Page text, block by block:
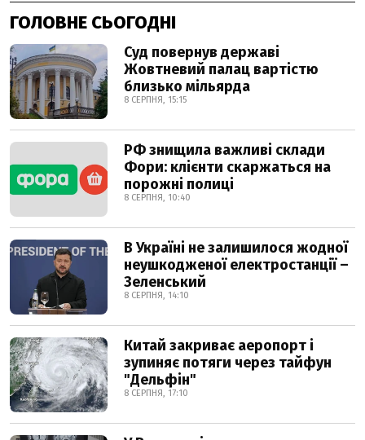
ГОЛОВНЕ СЬОГОДНІ
Суд повернув державі
Жовтневий палац вартістю
близько мільярда
8 СЕРПНЯ, 15:15
РФ знищила важливі склади
Фори: клієнти скаржаться на
порожні полиці
8 СЕРПНЯ, 10:40
В Україні не залишилося жодної
неушкодженої електростанції –
Зеленський
8 СЕРПНЯ, 14:10
Китай закриває аеропорт і
зупиняє потяги через тайфун
"Дельфін"
8 СЕРПНЯ, 17:10